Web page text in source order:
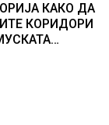
КАКО ДА
КОРИДОРИ